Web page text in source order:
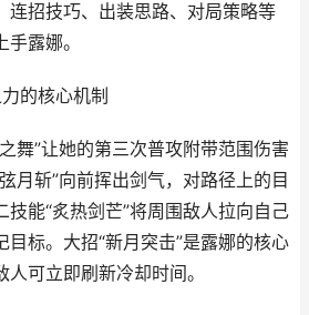
连招技巧、出装思路、对局策略等
露娜。
的核心机制
舞”让她的第三次普攻附带范围伤害
月斩”向前挥出剑气，对路径上的目
技能“炙热剑芒”将周围敌人拉向自己
目标。大招“新月突击”是露娜的核心
可立即刷新冷却时间。